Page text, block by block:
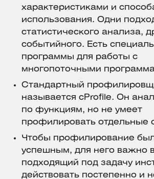
характеристиками и
использования. Одни
статистического анализа,
событийного. Есть
программы для работы с
многопоточными
Стандартный
называется cProfile. Он
по функциям, но не умеет
профилировать отдельные
Чтобы профилирование
успешным, для него важно
подходящий под задачу
действовать постепенно и